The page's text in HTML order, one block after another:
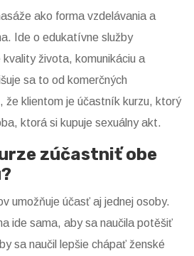
ako forma vzdelávania a
Ide o edukatívne služby
kvality života, komunikáciu a
sa to od komerčných
že klientom je účastník kurzu, ktorý
ktorá si kupuje sexuálny akt.
zúčastniť obe
umožňuje účasť aj jednej osoby.
ide sama, aby sa naučila potěšiť
sa naučil lepšie chápať ženské